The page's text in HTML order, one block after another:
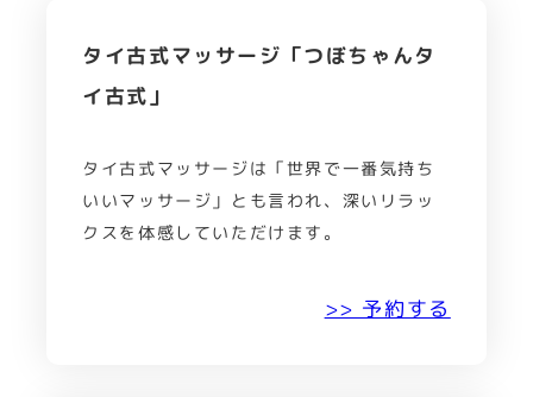
タイ古式マッサージ「つぼちゃんタ
イ古式」
タイ古式マッサージは「世界で一番気持ち
いいマッサージ」とも言われ、深いリラッ
クスを体感していただけます。
>> 予約する